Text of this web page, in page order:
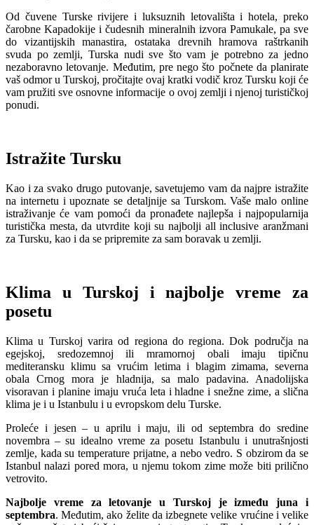
Od čuvene Turske rivijere i luksuznih letovališta i hotela, preko
čarobne Kapadokije i čudesnih mineralnih izvora Pamukale, pa sve
do vizantijskih manastira, ostataka drevnih hramova raštrkanih
svuda po zemlji, Turska nudi sve što vam je potrebno za jedno
nezaboravno letovanje. Međutim, pre nego što počnete da planirate
vaš odmor u Turskoj, pročitajte ovaj kratki vodič kroz Tursku koji će
vam pružiti sve osnovne informacije o ovoj zemlji i njenoj turističkoj
ponudi.
Istražite Tursku
Kao i za svako drugo putovanje, savetujemo vam da najpre istražite
na internetu i upoznate se detaljnije sa Turskom. Vaše malo online
istraživanje će vam pomoći da pronađete najlepša i najpopularnija
turistička mesta, da utvrdite koji su najbolji all inclusive aranžmani
za Tursku, kao i da se pripremite za sam boravak u zemlji.
Klima u Turskoj i najbolje vreme za
posetu
Klima u Turskoj varira od regiona do regiona. Dok područja na
egejskoj, sredozemnoj ili mramornoj obali imaju tipičnu
mediteransku klimu sa vrućim letima i blagim zimama, severna
obala Crnog mora je hladnija, sa malo padavina. Anadolijska
visoravan i planine imaju vruća leta i hladne i snežne zime, a slična
klima je i u Istanbulu i u evropskom delu Turske.
Proleće i jesen – u aprilu i maju, ili od septembra do sredine
novembra – su idealno vreme za posetu Istanbulu i unutrašnjosti
zemlje, kada su temperature prijatne, a nebo vedro. S obzirom da se
Istanbul nalazi pored mora, u njemu tokom zime može biti prilično
vetrovito.
Najbolje vreme za letovanje u Turskoj je između juna i
septembra. Međutim, ako želite da izbegnete velike vrućine i velike